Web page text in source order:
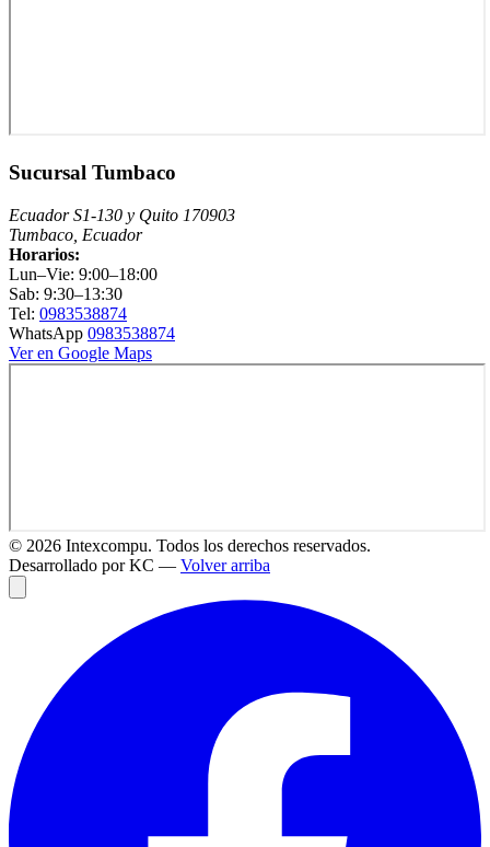
Sucursal Tumbaco
Ecuador S1-130 y Quito 170903
Tumbaco, Ecuador
Horarios:
Lun–Vie: 9:00–18:00
Sab: 9:30–13:30
Tel: 0983538874
WhatsApp 0983538874
Ver en Google Maps
© 2026 Intexcompu. Todos los derechos reservados.
Desarrollado por KC — Volver arriba